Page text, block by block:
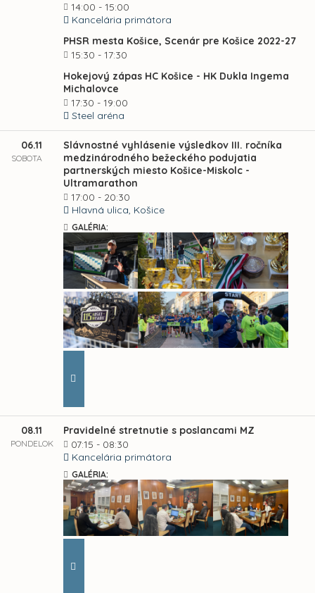
14:00 - 15:00
Kancelária primátora
PHSR mesta Košice, Scenár pre Košice 2022-27
15:30 - 17:30
Hokejový zápas HC Košice - HK Dukla Ingema
Michalovce
17:30 - 19:00
Steel aréna
06.11
SOBOTA
Slávnostné vyhlásenie výsledkov III. ročníka
medzinárodného bežeckého podujatia
partnerských miesto Košice-Miskolc -
Ultramarathon
17:00 - 20:30
Hlavná ulica, Košice
GALÉRIA:
08.11
PONDELOK
Pravidelné stretnutie s poslancami MZ
07:15 - 08:30
Kancelária primátora
GALÉRIA: